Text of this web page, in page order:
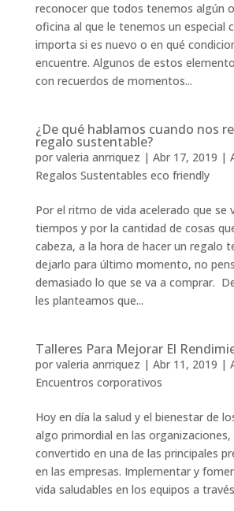
reconocer que todos tenemos algún
oficina al que le tenemos un especial
importa si es nuevo o en qué
encuentre. Algunos de estos
con recuerdos de momentos...
¿De qué hablamos cuando nos
regalo sustentable?
por valeria anrriquez | Abr 17, 2019 |
Regalos Sustentables eco friendly
Por el ritmo de vida acelerado que se
tiempos y por la cantidad de cosas
cabeza, a la hora de hacer un regalo
dejarlo para último momento, no
demasiado lo que se va a comprar.
les planteamos que...
Talleres Para Mejorar El
por valeria anrriquez | Abr 11, 2019 |
Encuentros corporativos
Hoy en día la salud y el bienestar de
algo primordial en las organizaciones,
convertido en una de las principales
en las empresas. Implementar y
vida saludables en los equipos a